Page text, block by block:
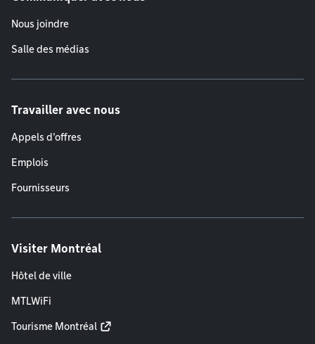
Nous joindre
Salle des médias
Travailler avec nous
Appels d'offres
Emplois
Fournisseurs
Visiter Montréal
Hôtel de ville
MTLWiFi
Tourisme Montréal